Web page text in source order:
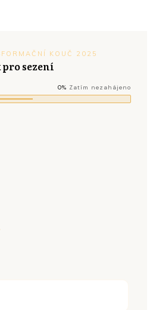
KOUČ 2025
sezení
0% Zatím nezahájeno